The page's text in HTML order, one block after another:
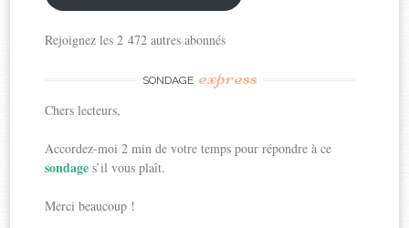
Rejoignez les 2 472 autres abonnés
SONDAGE express
Chers lecteurs,
Accordez-moi 2 min de votre temps pour répondre à ce
sondages’il vous plaît.
Merci beaucoup !